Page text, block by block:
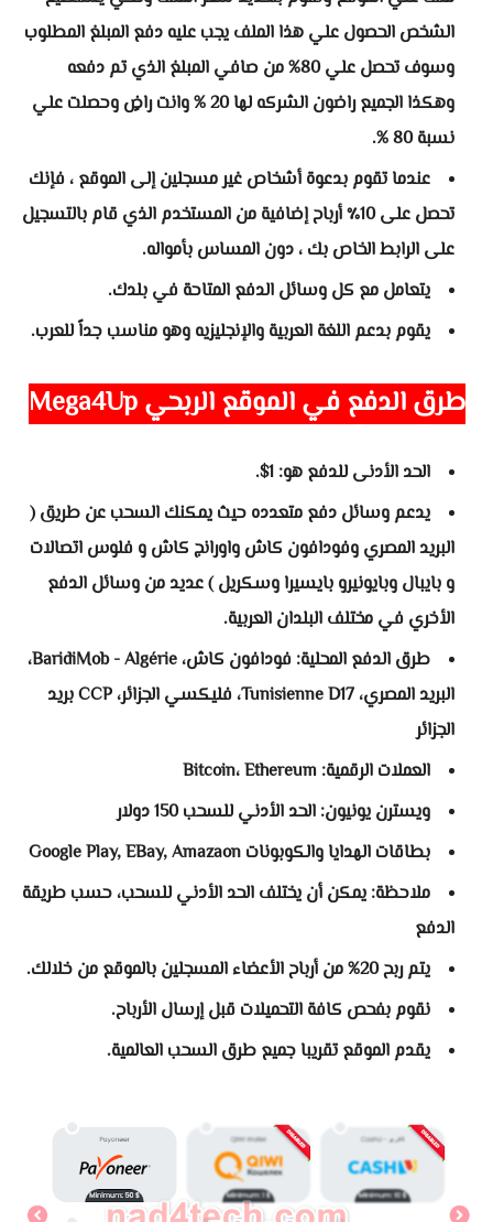
الشخص الحصول علي هذا الملف يجب عليه دفع المبلغ المطلوب
وسوف تحصل علي 80% من صافي المبلغ الذي تم دفعه
وهكذا الجميع راضون الشركه لها 20 % وانت راضٍ وحصلت علي
نسبة 80 %.
عندما تقوم بدعوة أشخاص غير مسجلين إلى الموقع ، فإنك
تحصل على 10٪ أرباح إضافية من المستخدم الذي قام بالتسجيل
على الرابط الخاص بك ، دون المساس بأمواله.
يتعامل مع كل وسائل الدفع المتاحة في بلدك.
يقوم بدعم اللغة العربية والإنجليزيه وهو مناسب جداً للعرب.
طرق الدفع فيالموقع الربحي Mega4Up
الحد الأدنى للدفع هو: 1$.
يدعم وسائل دفع متعدده حيث يمكنك السحب عن طريق (
البريد المصري وفودافون كاش واورانج كاش و فلوس اتصالات
و بايبال وبايونيرو بايسيرا وسكريل ) عديد من وسائل الدفع
الأخري في مختلف البلدان العربية.
طرق الدفع المحلية: فودافون كاش، BaridiMob - Algérie،
البريد المصري، D17‏ Tunisienne‏، فليكسي الجزائر، CCP بريد
الجزائر
العملات الرقمية: Bitcoin، Ethereum
ويسترن يونيون: الحد الأدني للسحب 150 دولار
بطاقات الهدايا والكوبونات Google Play, EBay, Amazaon
ملاحظة: يمكن أن يختلف الحد الأدني للسحب، حسب طريقة
الدفع
يتم ربح 20% من أرباح الأعضاء المسجلين بالموقع من خلالك.
نقوم بفحص كافة التحميلات قبل إرسال الأرباح.
يقدم الموقع تقريبا جميع طرق السحب العالمية.